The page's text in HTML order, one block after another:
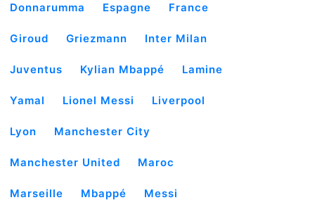
Donnarumma Espagne France
Giroud Griezmann Inter Milan
Juventus Kylian Mbappé Lamine
Yamal Lionel Messi Liverpool
Lyon Manchester City
Manchester United Maroc
Marseille Mbappé Messi